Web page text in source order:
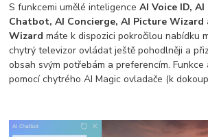
S funkcemi umělé inteligenceAI Voice ID, AI
Chatbot, AI Concierge, AI Picture Wizard
Wizard máte k dispozici pokročilou nabídku
chytrý televizor ovládat ještě pohodlněji a
obsah svým potřebám a preferencím.
pomocí chytrého AI Magic ovladače (k